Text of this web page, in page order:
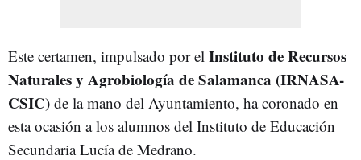
Este certamen, impulsado por el Instituto de Recursos
Naturales y Agrobiología de Salamanca (IRNASA-
CSIC) de la mano del Ayuntamiento, ha coronado en
esta ocasión a los alumnos del Instituto de Educación
Secundaria Lucía de Medrano.